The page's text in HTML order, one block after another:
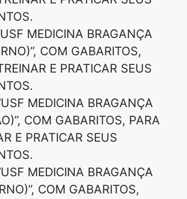
MEDICINA BRAGANÇA
COM GABARITOS,
E PRATICAR SEUS
MEDICINA BRAGANÇA
COM GABARITOS, PARA
E PRATICAR SEUS
MEDICINA BRAGANÇA
COM GABARITOS,